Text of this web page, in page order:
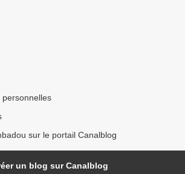
sur le portail Canalblog
un blog sur Canalblog